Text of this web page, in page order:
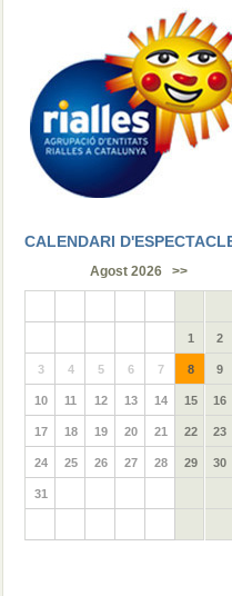
CALENDARI
Agost 2026 >>
1 2
3 4 5 6 7 8 9
10 11 12 13 14 15 16
17 18 19 20 21 22 23
24 25 26 27 28 29 30
31